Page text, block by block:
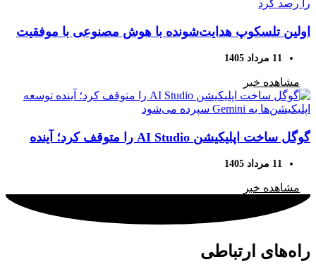
اولین تلسکوپ هدایت‌شونده با هوش مصنوعی با موفقیت
آسمان را رصد کرد
11 مرداد 1405
مشاهده خبر
گوگل ساخت اپلیکیشن AI Studio را متوقف کرد؛ آینده
توسعه اپلیکیشن‌ها به Gemini سپرده می‌شود
11 مرداد 1405
مشاهده خبر
راه‌های ارتباطی